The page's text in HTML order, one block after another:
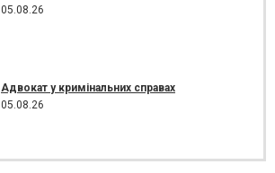
05.08.26
Адвокат у кримінальних справах
05.08.26